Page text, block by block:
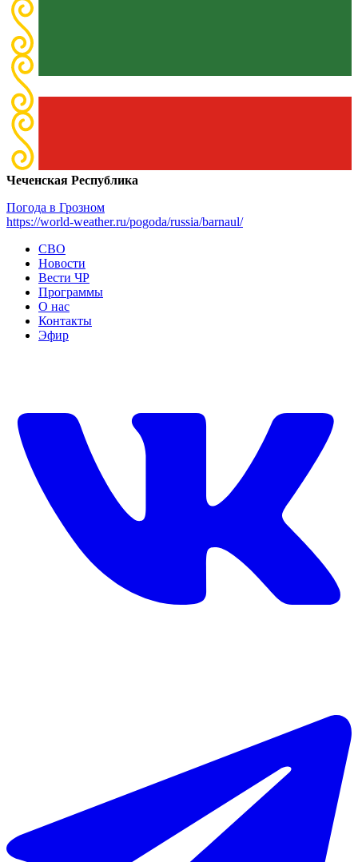
Чеченская Республика
Погода в Грозном
https://world-weather.ru/pogoda/russia/barnaul/
СВО
Новости
Вести ЧР
Программы
О нас
Контакты
Эфир